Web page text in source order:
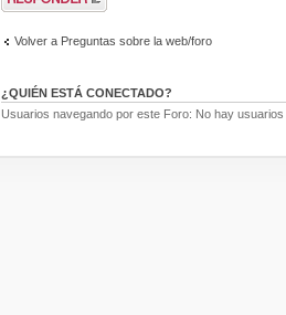
Volver a Preguntas sobre la web/foro
¿QUIÉN ESTÁ CONECTADO?
Usuarios navegando por este Foro: No hay